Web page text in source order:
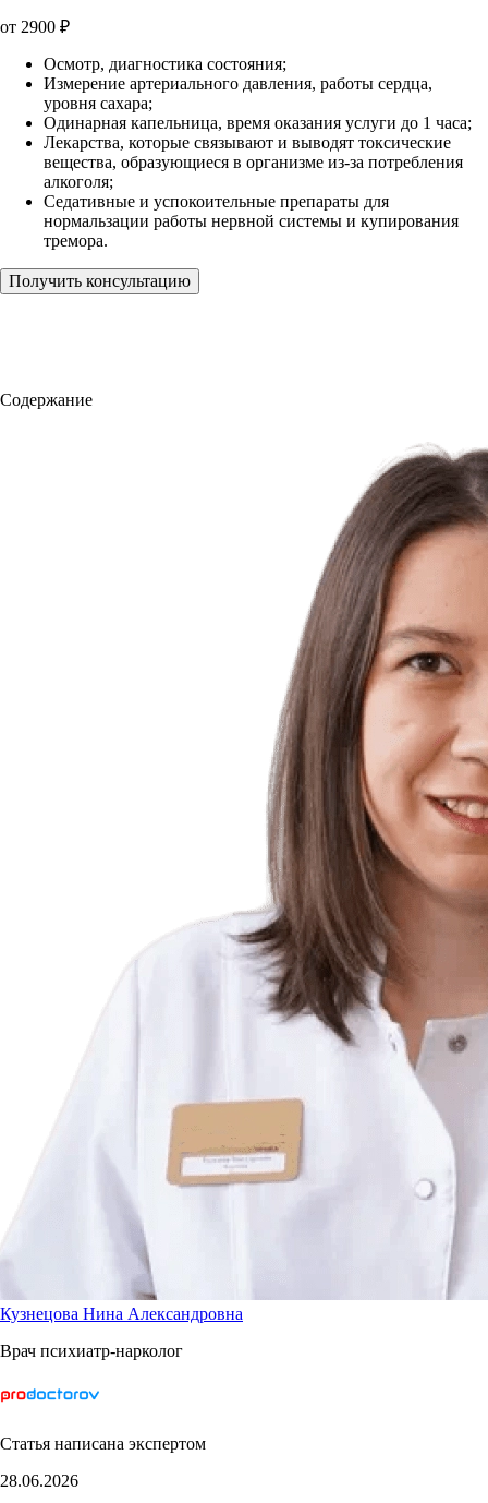
от 2900 ₽
Осмотр, диагностика состояния;
Измерение артериального давления, работы сердца,
уровня сахара;
Одинарная капельница, время оказания услуги до 1 часа;
Лекарства, которые связывают и выводят токсические
вещества, образующиеся в организме из-за потребления
алкоголя;
Седативные и успокоительные препараты для
нормальзации работы нервной системы и купирования
тремора.
Получить консультацию
Содержание
Кузнецова Нина Александровна
Врач психиатр-нарколог
Статья написана экспертом
28.06.2026